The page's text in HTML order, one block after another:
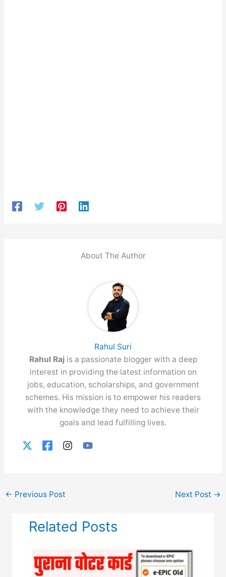
About The Author
Rahul Suri
Rahul Raj is a passionate blogger with a deep
interest in providing the latest information on
jobs, education, scholarships, and government
schemes. His mission is to empower his readers
with the knowledge they need to achieve their
goals and lead fulfilling lives.
← Previous Post Next Post →
Related Posts